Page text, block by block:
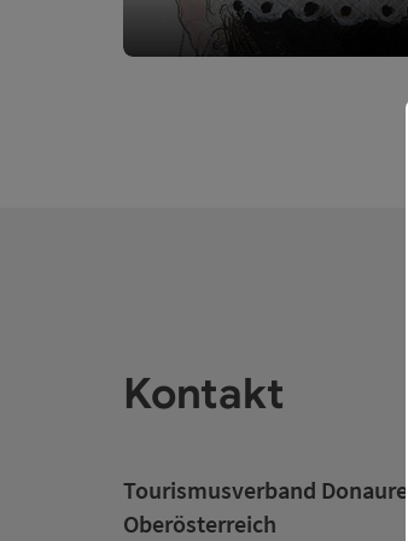
Kontakt
Tourismusverband
Oberösterreich